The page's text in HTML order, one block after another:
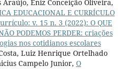
Araújo, Eniz Conceição Oliveira,
EDUCACIONAL E CURRÍCULO
v. 15 n. 3 (2022): O QUE
PODEMOS PERDER: criações
nos cotidianos escolares
Luiz Henrique Ortelhado
Campelo Junior, O